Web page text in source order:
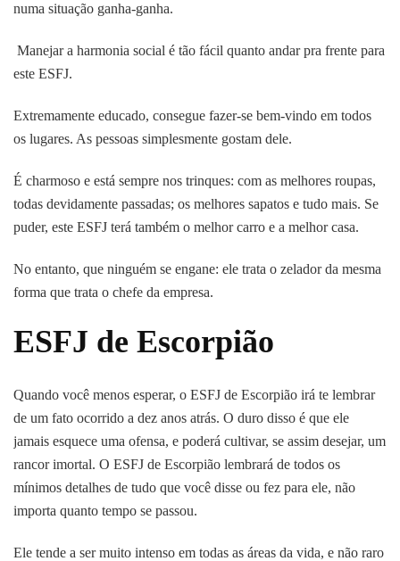
numa situação ganha-ganha.
Manejar a harmonia social é tão fácil quanto andar pra frente para
este ESFJ.
Extremamente educado, consegue fazer-se bem-vindo em todos
os lugares. As pessoas simplesmente gostam dele.
É charmoso e está sempre nos trinques: com as melhores roupas,
todas devidamente passadas; os melhores sapatos e tudo mais. Se
puder, este ESFJ terá também o melhor carro e a melhor casa.
No entanto, que ninguém se engane: ele trata o zelador da mesma
forma que trata o chefe da empresa.
ESFJ de Escorpião
Quando você menos esperar, o ESFJ de Escorpião irá te lembrar
de um fato ocorrido a dez anos atrás. O duro disso é que ele
jamais esquece uma ofensa, e poderá cultivar, se assim desejar, um
rancor imortal. O ESFJ de Escorpião lembrará de todos os
mínimos detalhes de tudo que você disse ou fez para ele, não
importa quanto tempo se passou.
Ele tende a ser muito intenso em todas as áreas da vida, e não raro